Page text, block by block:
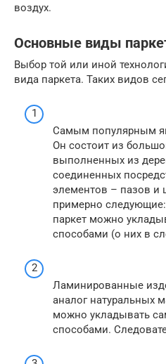
воздух.
Основные виды
Выбор той или иной
вида паркета. Таких видов
Самым популярным
Он состоит из
выполненных из
соединенных
элементов – пазов и
примерно следующие:
паркет можно
способами (о них в
Ламинированные
аналог натуральных
можно укладывать
способами.